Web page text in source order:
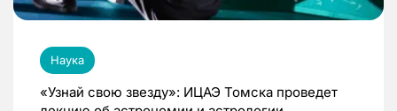
Наука
«Узнай свою звезду»: ИЦАЭ Томска проведет